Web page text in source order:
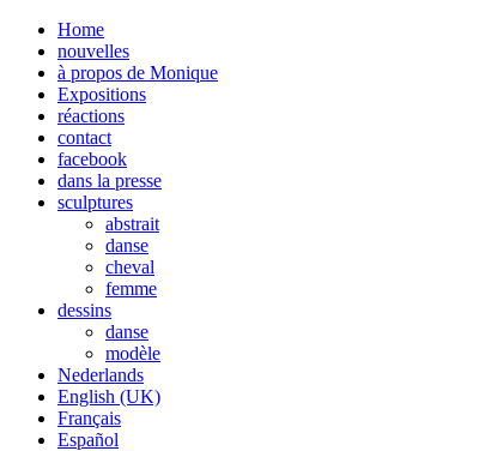
Home
nouvelles
à propos de Monique
Expositions
réactions
contact
facebook
dans la presse
sculptures
abstrait
danse
cheval
femme
dessins
danse
modèle
Nederlands
English (UK)
Français
Español